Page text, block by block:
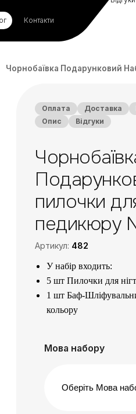
Контакти
Чорнобаївка Подарунковий
Оплата Доставка
Опис
Відгуки
пилочки
педикюру
Артикул: 482
У набір входить:
5 шт Пилочки для
1 шт Баф-
кольору
180 гріт– м’який
Кращий подарунок
Мова набору